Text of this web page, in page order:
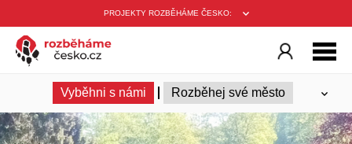
PROJEKTY ROZBĚHÁME ČESKO:
Vyběhni s námi Rozběhej své město
Ambasadoři Trenéři